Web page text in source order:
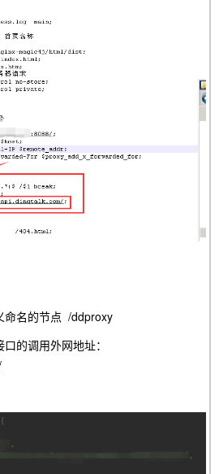
命名的节点 /ddproxy
的调用外网地址：